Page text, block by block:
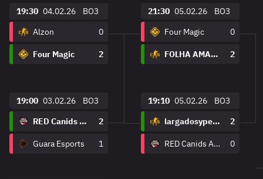
19:30 04.02.26
BO3
Alzon
0
Four Magic 2
19:00 03.02.26
BO3
RED Canids Academy
2
Guara Esports 1
21:30 05.02.26
BO3
Four Magic
0
FOLHA AMARELA 2
19:10 05.02.26
BO3
largadosypelados
2
RED Canids Academy 0